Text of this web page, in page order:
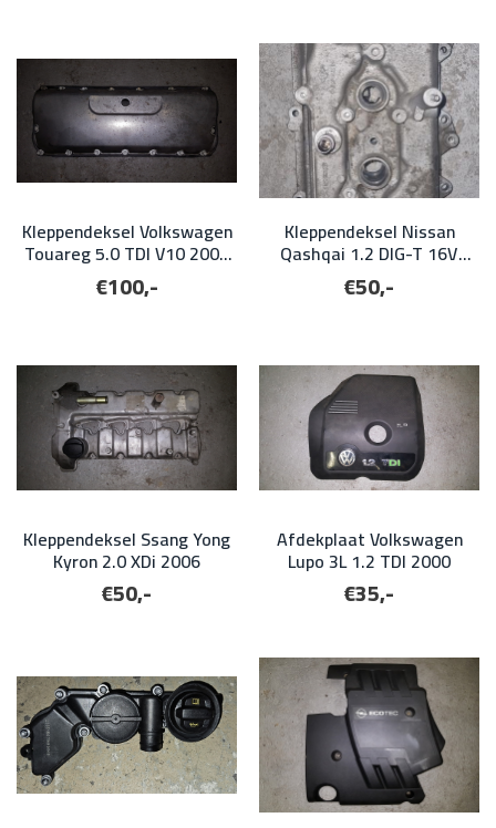
Kleppendeksel Volkswagen
Touareg 5.0 TDI V10 2005
links
€100,-
Kleppendeksel Nissan
Qashqai 1.2 DIG-T 16V
2016
€50,-
Kleppendeksel Ssang Yong
Kyron 2.0 XDi 2006
€50,-
Afdekplaat Volkswagen
Lupo 3L 1.2 TDI 2000
€35,-